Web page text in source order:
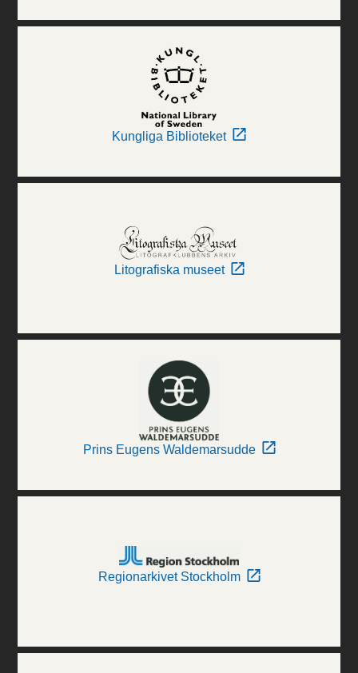
Kungliga Biblioteket
Litografiska museet
Prins Eugens Waldemarsudde
Regionarkivet Stockholm